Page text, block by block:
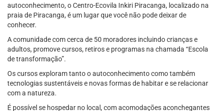
autoconhecimento, o Centro-Ecovila Inkiri Piracanga, localizado na
praia de Piracanga, é um lugar que você não pode deixar de
conhecer.
A comunidade com cerca de 50 moradores incluindo crianças e
adultos, promove cursos, retiros e programas na chamada “Escola
de transformação”.
Os cursos exploram tanto o autoconhecimento como também
tecnologias sustentáveis e novas formas de habitar e se relacionar
com a natureza.
É possível se hospedar no local, com acomodações aconchegantes